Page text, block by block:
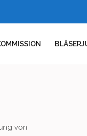
von